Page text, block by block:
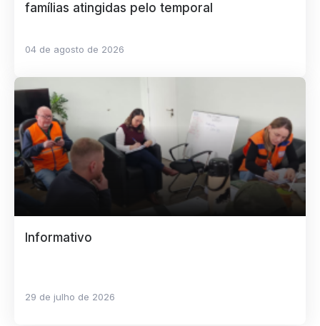
famílias atingidas pelo temporal
04 de agosto de 2026
Informativo
29 de julho de 2026